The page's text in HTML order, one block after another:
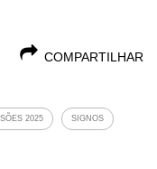
COMPARTILHAR
2025 SIGNOS